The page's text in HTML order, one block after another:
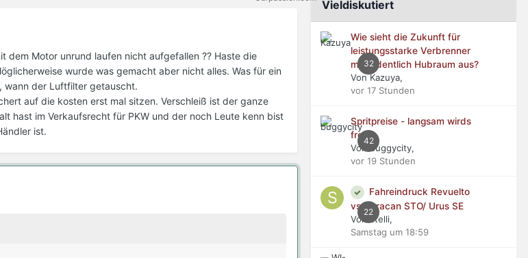
dem Motor unrund laufen nicht aufgefallen ?? Haste die
wurde was gemacht aber nicht alles. Was für ein
wann der Luftfilter getauscht.
auf die kosten erst mal sitzen. Verschleiß ist der ganze
hast im Verkaufsrecht für PKW und der noch Leute kenn bist
ist.
Vieldiskutiert
32
Wie sieht die Zukunft für
leistungsstarke Verbrenner
mit ordentlich Hubraum aus?
Von Kazuya,
vor 17 Stunden
42
Spritpreise - langsam wirds
frech
Von buggycity,
vor 19 Stunden
22
Fahreindruck Revuelto
vs Huracan STO/ Urus SE
Von stelli,
Samstag um 18:59